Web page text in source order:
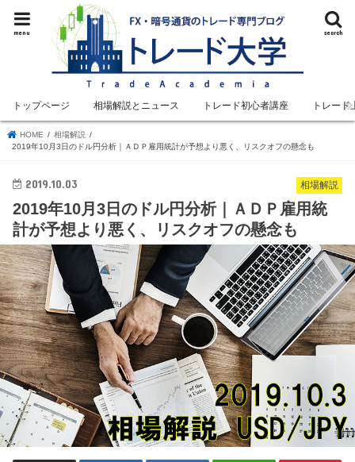
search
menu
トップページ 相場解説とニュース トレード初心者講座 トレード
HOME
相場解説
2019年10月3日のドル円分析｜ＡＤＰ雇用統計が予想より悪く、リスクオフの懸念も
相場解説
2019.10.03
2019年10月3日のドル円分析｜ＡＤＰ雇用統
計が予想より悪く、リスクオフの懸念も